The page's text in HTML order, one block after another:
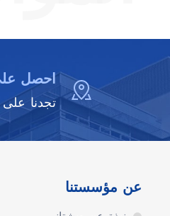
احصل
تجدنا
عن مؤسستنا